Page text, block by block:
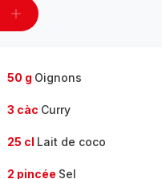
Ajouter
50 g Oignons
3 càc Curry
25 cl Lait de coco
2 pincée Sel